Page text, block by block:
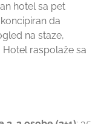
hotel sa pet
da
na staze,
raspolaže sa